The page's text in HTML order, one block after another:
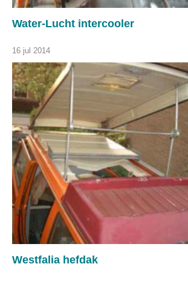
Water-Lucht intercooler
16 jul 2014
Westfalia hefdak